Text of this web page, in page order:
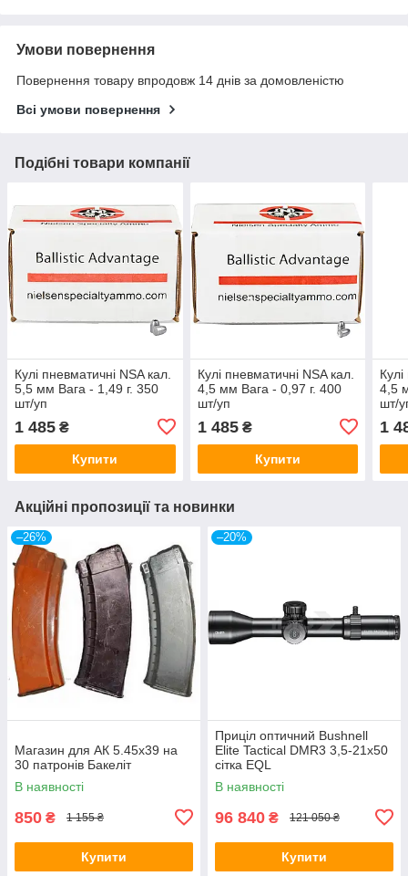
Умови повернення
Повернення товару впродовж 14 днів за домовленістю
Всі умови повернення
Подібні товари компанії
Кулі пневматичні NSA кал.
5,5 мм Вага - 1,49 г. 350
шт/уп
1 485 ₴
Купити
Кулі пневматичні NSA кал.
4,5 мм Вага - 0,97 г. 400
шт/уп
1 485₴
Купити
4,5
шт/
1
Акційні пропозиції та новинки
–26%
Магазин для АК 5.45х39 на
30 патронів Бакеліт
В наявності
850 ₴ 1 155 ₴
Купити
–20%
Приціл оптичний Bushnell
Elite Tactical DMR3 3,5-21x50
сітка EQL
В наявності
96 840 ₴ 121 050 ₴
Купити